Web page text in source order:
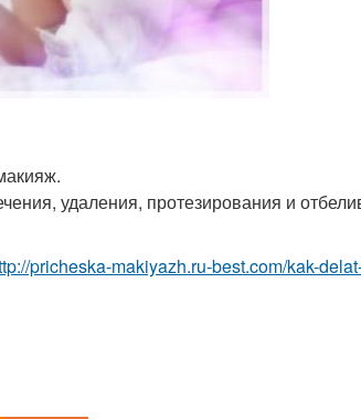
удаления, протезирования и
pricheska-makiyazh.ru-best.com/kak-